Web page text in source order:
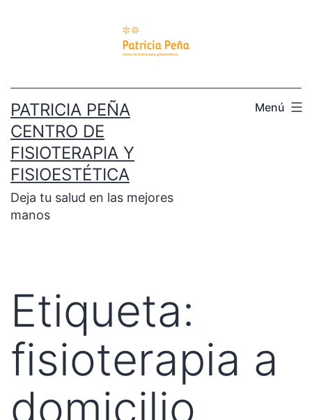
PATRICIA PEÑA
CENTRO DE
FISIOTERAPIA Y
FISIOESTÉTICA
Deja tu salud en las mejores
manos
Menú
Etiqueta:
fisioterapia a
domicilio